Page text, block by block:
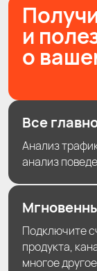
и
о
Все
Анализ
анализ
Подключите
продукта,
многое другое